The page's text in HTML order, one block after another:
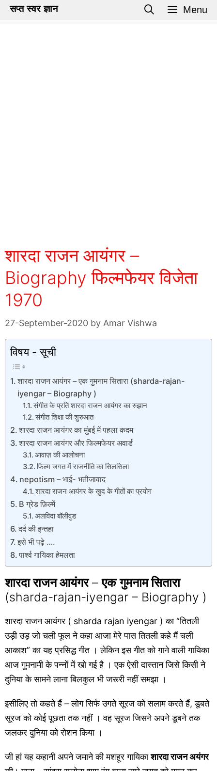
Skipसप्त स्वर ज्ञान Menu
शारदा राजन आयंगर –
Biography फिल्मफेयर विजेता
1970
27-September-2020 by Amar Vishwa
विषय - सूची
शारदा राजन आयंगर – एक गुमनाम सितारा (sharda-rajan-
iyengar – Biography )
संगीत के प्रति शारदा राजन आयंगर का रुझान
संगीत शिक्षा की शुरुआत
शारदा राजन आयंगर का मुंबई में पहला कदम
शारदा राजन आयंगर और फिल्मफेयर अवार्ड
आवाज़ की आलोचना
फिल्म जगत में राजनीति का सिलसिला
nepotism – भाई- भतीजावाद
शारदा राजन आयंगर के खुद के गीतों का प्रयोग
B ग्रेड फ़िल्में
अलविदा बॉलीवुड
दर्द की इन्तहा
इसे भी पढ़े ….
पार्श्व गायिका हेमलता
शारदा राजन आयंगर–एक गुमनाम सितारा
(sharda-rajan-iyengar – Biography )
शारदा राजन आयंगर ( sharda rajan iyengar ) का “तितली
उड़ी उड़ जो चली फूल ने कहा आजा मेरे पास तितली कहे मैं चली
आकाश” का यह प्रसिद्ध गीत । लेकिन इस गीत को गाने वाली गायिका
आज गुमनामी के पन्नों में खो गई है । एक ऐसी दास्तान जिसे किसी ने
दुनिया के सामने लाना बिलकुल भी जरूरी नहीं समझा ।
इसीलिए तो कहते हैं – लोग सिर्फ उगते सूरज को सलाम करते हैं, डूबते
सूरज को कोई पूछता तक नहीं । वह सूरज जिसने अपने डूबने तक
जलकर दुनिया को रोशन किया ।
जी हां यह कहानी अपने जमाने की मशहूर गायिकाशारदा राजन अयंगर